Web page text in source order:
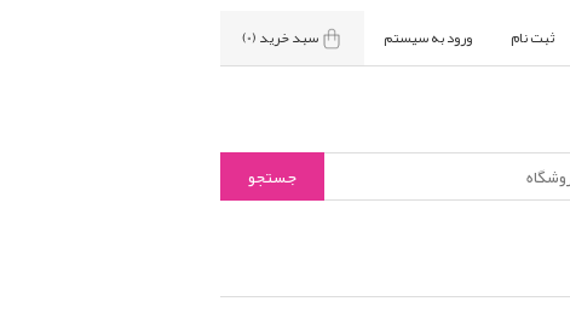
ثبت نام ورود به سیستم سبد خرید(0)